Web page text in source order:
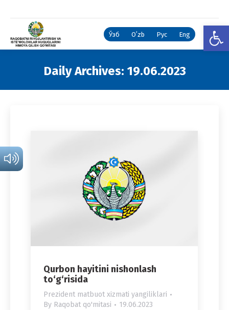
Ўзб Oʻzb Рус Eng
Daily Archives: 19.06.2023
Qurbon hayitini nishonlash
to‘g‘risida
Prezident matbuot xizmati yangiliklari
By Raqobat qo'mitasi 19.06.2023